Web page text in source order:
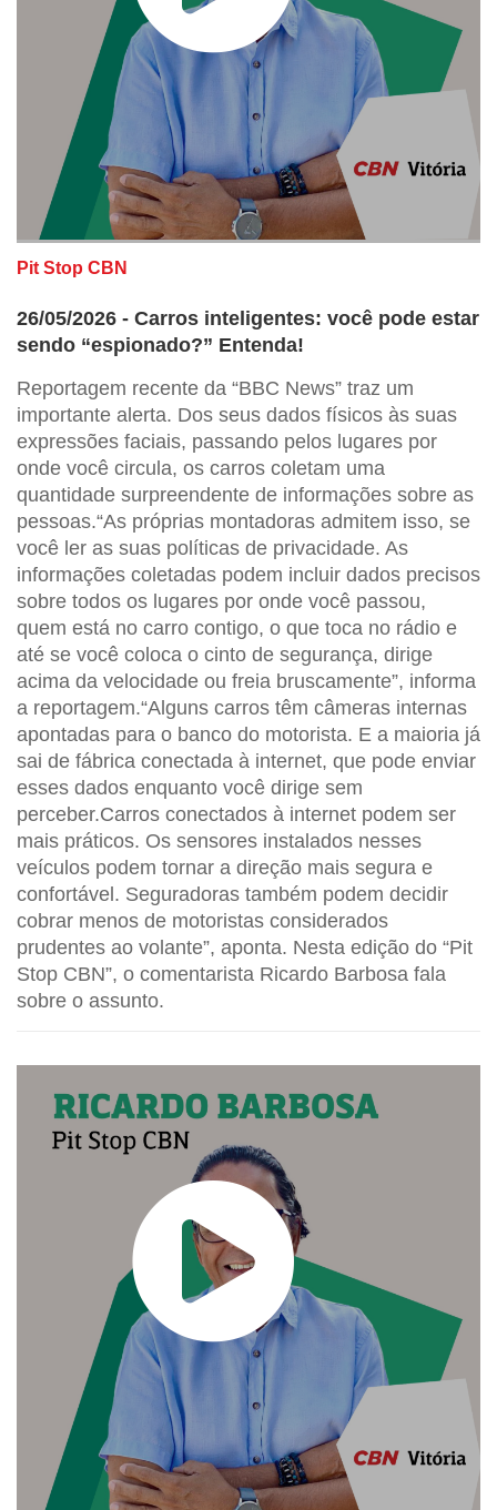
Pit Stop CBN
26/05/2026 - Carros inteligentes: você pode estar
sendo “espionado?” Entenda!
Reportagem recente da “BBC News” traz um
importante alerta. Dos seus dados físicos às suas
expressões faciais, passando pelos lugares por
onde você circula, os carros coletam uma
quantidade surpreendente de informações sobre as
pessoas.“As próprias montadoras admitem isso, se
você ler as suas políticas de privacidade. As
informações coletadas podem incluir dados precisos
sobre todos os lugares por onde você passou,
quem está no carro contigo, o que toca no rádio e
até se você coloca o cinto de segurança, dirige
acima da velocidade ou freia bruscamente”, informa
a reportagem.“Alguns carros têm câmeras internas
apontadas para o banco do motorista. E a maioria já
sai de fábrica conectada à internet, que pode enviar
esses dados enquanto você dirige sem
perceber.Carros conectados à internet podem ser
mais práticos. Os sensores instalados nesses
veículos podem tornar a direção mais segura e
confortável. Seguradoras também podem decidir
cobrar menos de motoristas considerados
prudentes ao volante”, aponta. Nesta edição do “Pit
Stop CBN”, o comentarista Ricardo Barbosa fala
sobre o assunto.